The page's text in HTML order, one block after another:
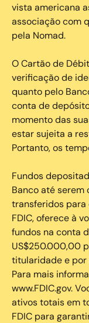
vista americana
associação com
pela Nomad.
O Cartão de
verificação de
quanto pelo
conta de
momento das
estar sujeita a
Portanto, os
Fundos
Banco até serem
transferidos para
FDIC, oferece à
fundos na conta
US$250.000,00
titularidade e
Para mais
www.FDIC.gov.
ativos totais em
FDIC para